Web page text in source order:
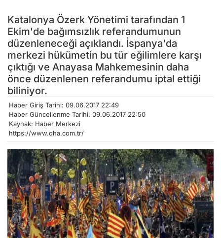
Katalonya Özerk Yönetimi tarafından 1
Ekim'de bağımsızlık referandumunun
düzenleneceği açıklandı. İspanya'da
merkezi hükümetin bu tür eğilimlere karşı
çıktığı ve Anayasa Mahkemesinin daha
önce düzenlenen referandumu iptal ettiği
biliniyor.
Haber Giriş Tarihi: 09.06.2017 22:49
Haber Güncellenme Tarihi: 09.06.2017 22:50
Kaynak: Haber Merkezi
https://www.qha.com.tr/